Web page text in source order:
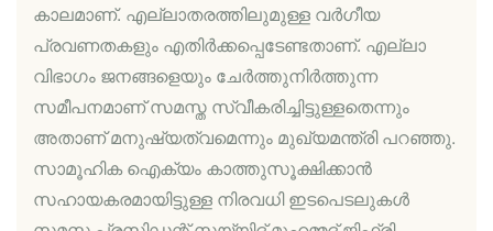
കാലമാണ്. എല്ലാതരത്തിലുമുള്ള വർഗീയ
പ്രവണതകളും എതിർക്കപ്പെടേണ്ടതാണ്. എല്ലാ
വിഭാഗം ജനങ്ങളെയും ചേർത്തുനിർത്തുന്ന
സമീപനമാണ് സമസ്ത സ്വീകരിച്ചിട്ടുള്ളതെന്നും
അതാണ് മനുഷ്യത്വമെന്നും മുഖ്യമന്ത്രി പറഞ്ഞു.
സാമൂഹിക ഐക്യം കാത്തുസൂക്ഷിക്കാൻ
സഹായകരമായിട്ടുള്ള നിരവധി ഇടപെടലുകൾ